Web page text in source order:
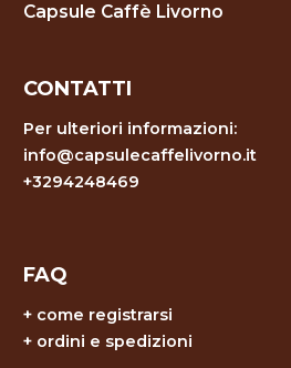
Capsule Caffè Livorno
CONTATTI
Per ulteriori informazioni:
info@capsulecaffelivorno.it
+3294248469
FAQ
+ come registrarsi
+ ordini e spedizioni